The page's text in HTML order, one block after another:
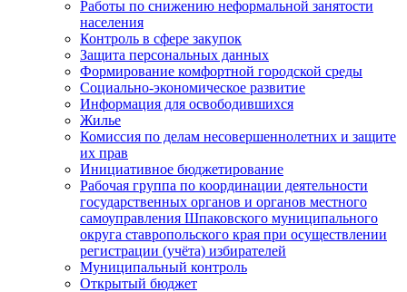
Работы по снижению неформальной занятости
населения
Контроль в сфере закупок
Защита персональных данных
Формирование комфортной городской среды
Социально-экономическое развитие
Информация для освободившихся
Жилье
Комиссия по делам несовершеннолетних и защите
их прав
Инициативное бюджетирование
Рабочая группа по координации деятельности
государственных органов и органов местного
самоуправления Шпаковского муниципального
округа ставропольского края при осуществлении
регистрации (учёта) избирателей
Муниципальный контроль
Открытый бюджет